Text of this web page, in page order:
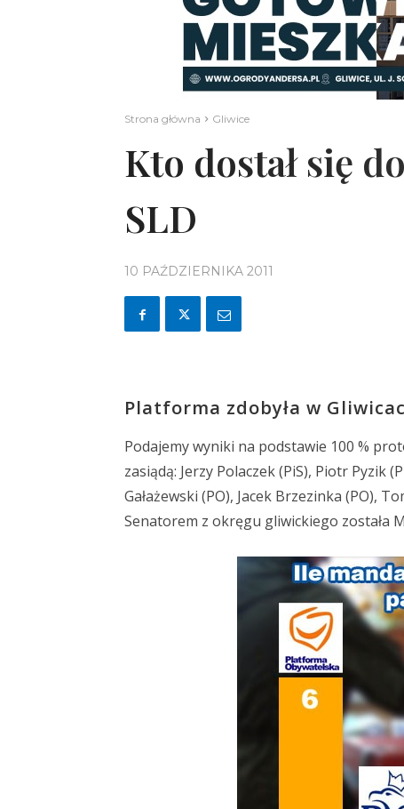
Strona główna Gliwice
Kto dostał się
SLD
10 PAŹDZIERNIKA 2011
Platforma zdobyła w
Podajemy wyniki na podstawie 100 %
zasiądą: Jerzy Polaczek (PiS), Piotr Pyzik
Gałażewski (PO), Jacek Brzezinka (PO),
Senatorem z okręgu gliwickiego została